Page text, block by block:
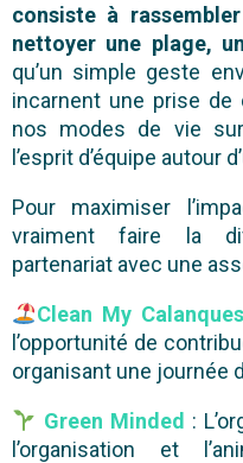
consiste à
nettoyer une plage,
qu’un simple geste
incarnent une prise de
nos modes de vie
l’esprit d’équipe autour
Pour maximiser
vraiment faire la
partenariat avec une
Clean My Calanques
l’opportunité de
organisant une journée
Green Minded :
l’organisation et